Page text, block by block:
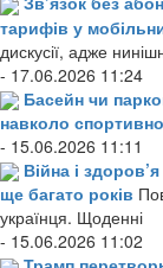
тарифів у
дискусії, адже
- 17.06.2026 11:24
Басейн чи
навколо
- 15.06.2026 11:11
Війна і
ще багато років
українця. Щоденні
- 15.06.2026 11:02